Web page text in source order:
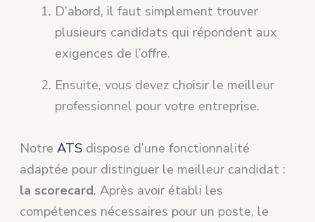
D’abord, il faut simplement trouver
plusieurs candidats qui répondent aux
exigences de l’offre.
Ensuite, vous devez choisir le meilleur
professionnel pour votre entreprise.
NotreATS dispose d’une fonctionnalité
adaptée pour distinguer le meilleur candidat :
la scorecard. Après avoir établi les
compétences nécessaires pour un poste, le